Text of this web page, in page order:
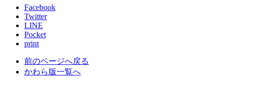
Facebook
Twitter
LINE
Pocket
print
前のページへ戻る
かわら版一覧へ